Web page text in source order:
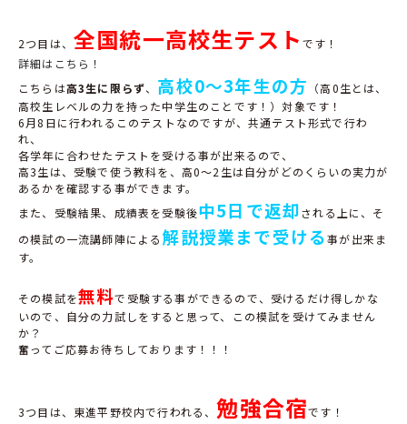
2つ目は、全国統一高校生テストです！
詳細はこちら！
こちらは高3生に限らず、 高校0～3年生の方 （高0生とは、
高校生レベルの力を持った中学生のことです！）対象です！
6月8 日に行われるこのテストなのですが、共通テスト形式で行わ
れ、
各学年に合わせたテストを受ける事が出来るので、
高3生は、受験で使う教科を、高0～2 生は自分がどのくらいの実力が
あるかを確認する事ができます。
また、受験結果、成績表を受験後中5日で返却される上に、そ
の模試の一流講師陣による 解説授業まで受ける事が出来ま
す。
その模試を無料で受験する事ができるので、受けるだけ得しかな
いので、自分の力試しをすると思って、この模試を受けてみません
か？
奮ってご応募お待ちしております！！！
3つ目は、東進平野校内で行われる、 勉強合宿です！